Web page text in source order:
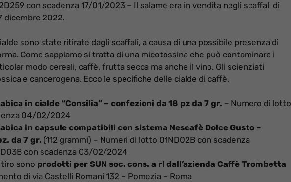
con scadenza 17/01/2023 – Il salame era in vendita negli scaffali di
dicembre 2022.
sono state ritirate dagli scaffali, a causa di una possibile presenza di
Come sappiamo si tratta di una micotossina che può contaminare i
modo cereali, caffè, frutta secca ma anche il vino. Gli scienziati
e cancerogena. Ecco le specifiche delle cialde di caffè.
in cialde “Consilia” – confezioni da 18 pz da 7 gr. – Numero di lotto
04/02/2024
in capsule compatibili con sistema Nescafè Dolce Gusto –
da 7 gr. (112 grammi) – Numeri di lotto 01ND02B con scadenza
con scadenza 03/02/2024
sono prodotti per SUN soc. cons. a rl dall’azienda Caffè Trombetta
di via Castelli Romani 132 – Pomezia – Roma